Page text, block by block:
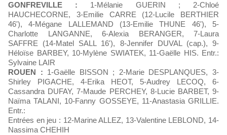
GONFREVILLE : 1-Mélanie GUERIN ; 2-Chloé
HAUCHECORNE, 3-Emilie CARRE (12-Lucile BERTHIER
46'), 4-Mégane LALLEMAND (13-Emilie THUNE 46'), 5-
Charlotte LANGANNE, 6-Alexia BERANGER, 7-Laura
SAFFRE (14-Matel SALL 16'), 8-Jennifer DUVAL (cap.), 9-
Héloïse BARBEY, 10-Mylène SWIATEK, 11-Gaëlle HIS. Entr.:
Sylvaine LAIR
ROUEN : 1-Gaëlle BISSON ; 2-Marie DESPLANQUES, 3-
Shirley PIGACHE, 4-Erika HEOT, 5-Audrey LECOQ, 6-
Cassandra DUFAY, 7-Maude PERCHEY, 8-Lucie BARBET, 9-
Naïma TALANI, 10-Fanny GOSSEYE, 11-Anastasia GRILLIE.
Entr.:
Entrées en jeu : 12-Marine ALLEZ, 13-Valentine LEBLOND, 14-
Nassima CHEHIH